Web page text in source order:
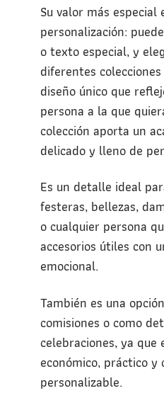
Su valor más especial
personalización:
o texto especial, y
diferentes
diseño único que
persona a la que
colección aporta un
delicado y lleno de
Es un detalle ideal
festeras, bellezas,
o cualquier persona
accesorios útiles con
emocional.
También es una
comisiones o como
celebraciones, ya que
económico, práctico
personalizable.